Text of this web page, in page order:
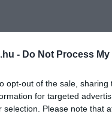
- Do Not Process
opt-out of the sale,
for targeted
selection. Please note that